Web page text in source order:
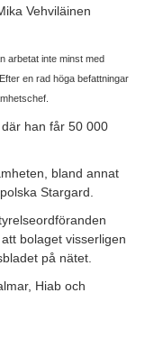
Vehviläinen
arbetat inte minst med
en rad höga befattningar
han får 50 000
bland annat
Stargard.
bolaget visserligen
på nätet.
Hiab och